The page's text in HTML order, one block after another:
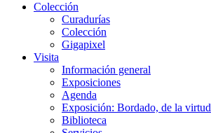
Colección
Curadurías
Colección
Gigapixel
Visita
Información general
Exposiciones
Agenda
Exposición: Bordado, de la virtud
Biblioteca